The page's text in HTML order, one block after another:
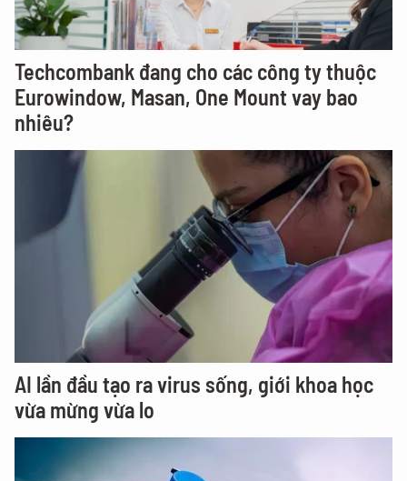
Techcombank đang cho các công ty thuộc
Eurowindow, Masan, One Mount vay bao
nhiêu?
AI lần đầu tạo ra virus sống, giới khoa học
vừa mừng vừa lo